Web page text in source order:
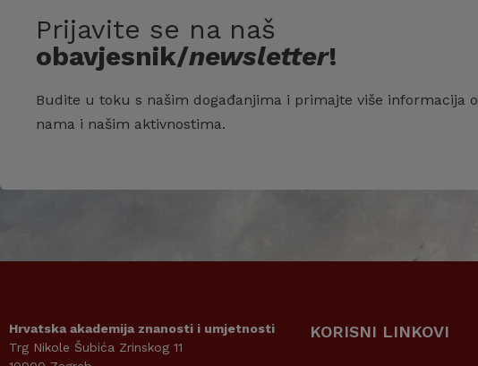
Prijavite se na naš
obavjesnik/newsletter!
Budite u toku s našim događanjima i primajte više informacija o
nama i našim aktivnostima.
Hrvatska akademija znanosti i umjetnosti
Trg Nikole Šubića Zrinskog 11
KORISNI LINKOVI